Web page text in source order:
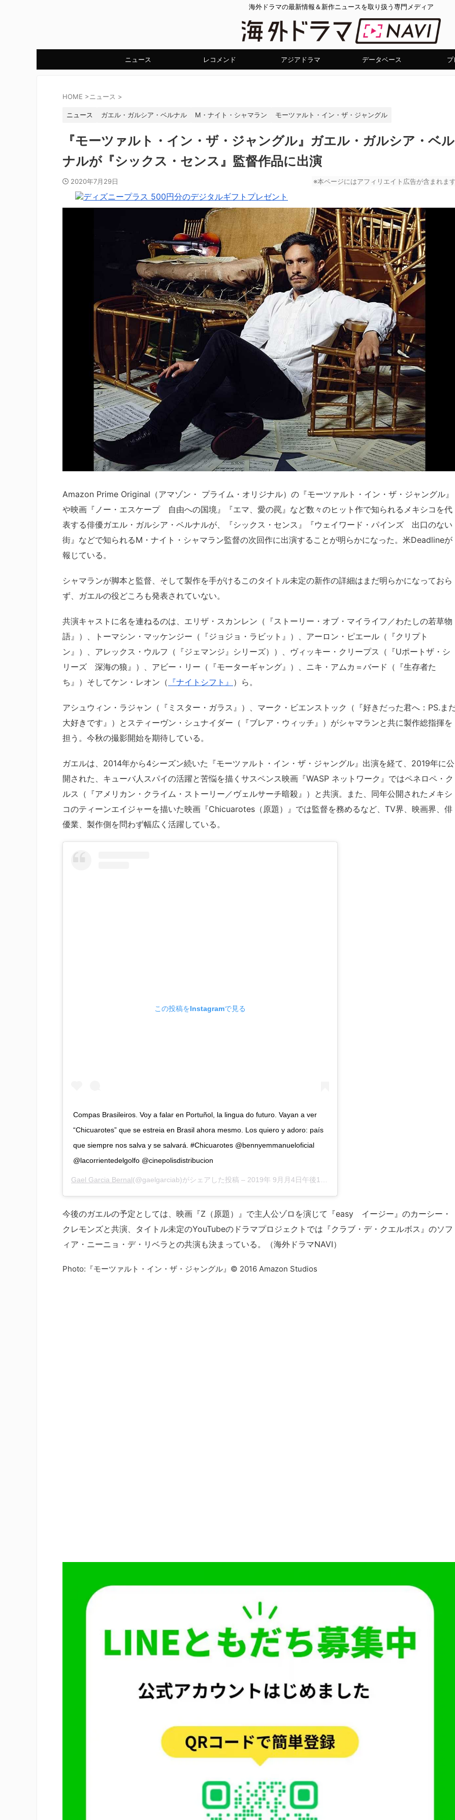
海外ドラマの最新情報＆新作ニュースを取り扱う専門メディア
ニュース レコメンド アジアドラマ データベース
HOME >ニュース >
ニュース ガエル・ガルシア・ベルナル M・ナイト・シャマラン モーツァルト・イン・ザ・ジャングル
『モーツァルト・イン・ザ・ジャングル』ガエル・ガルシア・ベル
ナルが『シックス・センス』監督作品に出演
2020年7月29日 ※本ページにはアフィリエイト広告が含まれま
Amazon Prime Original（アマゾン・ プライム・オリジナル）の『モーツァルト・イン・ザ・ジャングル』
や映画『ノー・エスケープ 自由への国境』『エマ、愛の罠』など数々のヒット作で知られるメキシコを代
表する俳優ガエル・ガルシア・ベルナルが、『シックス・センス』『ウェイワード・パインズ 出口のない
街』などで知られるM・ナイト・シャマラン監督の次回作に出演することが明らかになった。米Deadlineが
報じている。
シャマランが脚本と監督、そして製作を手がけるこのタイトル未定の新作の詳細はまだ明らかになっておら
ず、ガエルの役どころも発表されていない。
共演キャストに名を連ねるのは、エリザ・スカンレン（『ストーリー・オブ・マイライフ／わたしの若草物
語』）、トーマシン・マッケンジー（『ジョジョ・ラビット』）、アーロン・ピエール（『クリプト
ン』）、アレックス・ウルフ（『ジェマンジ』シリーズ））、ヴィッキー・クリープス（『Uポートザ・シ
リーズ 深海の狼』）、アビー・リー（『モーターギャング』）、ニキ・アムカ＝バード（『生存者た
ち』）そしてケン・レオン（ 『ナイトシフト』 ）ら。
アシュウィン・ラジャン（『ミスター・ガラス』）、マーク・ビエンストック（『好きだった君へ：PS.ま
大好きです』）とスティーヴン・シュナイダー（『ブレア・ウィッチ』）がシャマランと共に製作総指揮を
担う。今秋の撮影開始を期待している。
ガエルは、2014年から4シーズン続いた『モーツァルト・イン・ザ・ジャングル』出演を経て、2019年に公
開された、キューバ人スパイの活躍と苦悩を描くサスペンス映画『WASP ネットワーク』ではペネロペ・ク
ルス（『アメリカン・クライム・ストーリー／ヴェルサーチ暗殺』）と共演。また、同年公開されたメキシ
コのティーンエイジャーを描いた映画『Chicuarotes（原題）』では監督を務めるなど、TV界、映画界、俳
優業、製作側を問わず幅広く活躍している。
この投稿をInstagramで見る
Compas Brasileiros. Voy a falar en Portuñol, la lingua do futuro. Vayan a ver
“Chicuarotes” que se estreia en Brasil ahora mesmo. Los quiero y adoro: país
que siempre nos salva y se salvará. #Chicuarotes @bennyemmanueloficial
@lacorrientedelgolfo @cinepolisdistribucion
Gael Garcia Bernal(@gaelgarciab)がシェアした投稿 – 2019年 9月月4日午後1時38分PDT
今後のガエルの予定としては、映画『Z（原題）』で主人公ゾロを演じて『easy イージー』のカーシー・
クレモンズと共演、タイトル未定のYouTubeのドラマプロジェクトでは『クラブ・デ・クエルボス』のソフ
ィア・ニーニョ・デ・リベラとの共演も決まっている。（海外ドラマNAVI）
Photo:『モーツァルト・イン・ザ・ジャングル』© 2016 Amazon Studios